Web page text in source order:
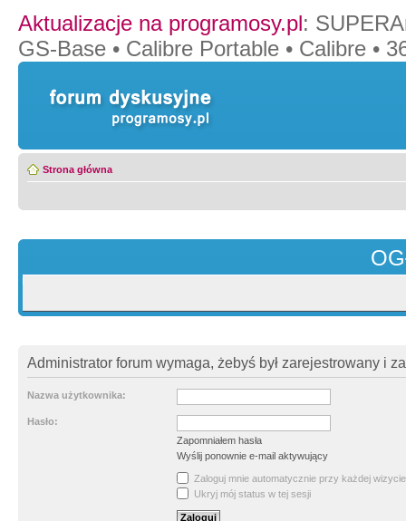
Aktualizacje na programosy.pl:
GS-Base • Calibre Portable • Calibre •
Strona główna
Administrator forum wymaga, żebyś był zarejestrowany i
Nazwa użytkownika:
Hasło:
Zapomniałem hasła
Wyślij ponownie e-mail aktywujący
Zaloguj mnie automatycznie przy każdej wizycie
Ukryj mój status w tej sesji